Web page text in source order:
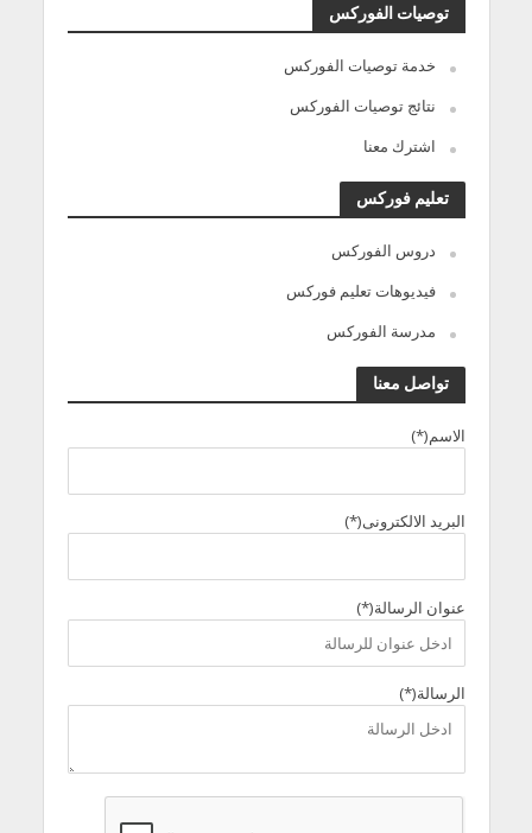
توصيات الفوركس
خدمة توصيات الفوركس
نتائج توصيات الفوركس
اشترك معنا
تعليم فوركس
دروس الفوركس
فيديوهات تعليم فوركس
مدرسة الفوركس
تواصل معنا
الاسم(*)
البريد الالكترونى(*)
عنوان الرسالة(*)
الرسالة(*)